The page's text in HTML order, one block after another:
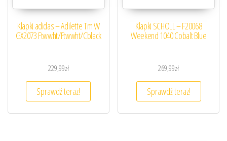
Klapki adidas – Adilette Tm W
GX2073 Ftwwht/Ftwwht/Cblack
229,99zł
Sprawdź teraz!
Klapki SCHOLL – F20068
Weekend 1040 Cobalt Blue
269,99zł
Sprawdź teraz!